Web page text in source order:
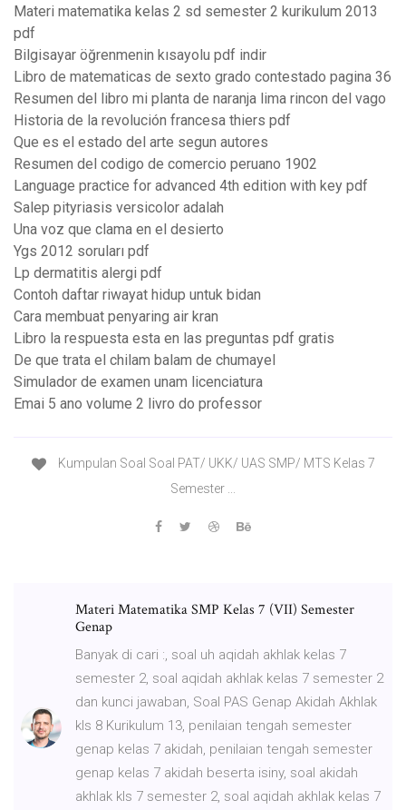
Materi matematika kelas 2 sd semester 2 kurikulum 2013
pdf
Bilgisayar öğrenmenin kısayolu pdf indir
Libro de matematicas de sexto grado contestado pagina 36
Resumen del libro mi planta de naranja lima rincon del vago
Historia de la revolución francesa thiers pdf
Que es el estado del arte segun autores
Resumen del codigo de comercio peruano 1902
Language practice for advanced 4th edition with key pdf
Salep pityriasis versicolor adalah
Una voz que clama en el desierto
Ygs 2012 soruları pdf
Lp dermatitis alergi pdf
Contoh daftar riwayat hidup untuk bidan
Cara membuat penyaring air kran
Libro la respuesta esta en las preguntas pdf gratis
De que trata el chilam balam de chumayel
Simulador de examen unam licenciatura
Emai 5 ano volume 2 livro do professor
Kumpulan Soal Soal PAT/ UKK/ UAS SMP/ MTS Kelas 7
Semester ...
Materi Matematika SMP Kelas 7 (VII) Semester
Genap
Banyak di cari :, soal uh aqidah akhlak kelas 7
semester 2, soal aqidah akhlak kelas 7 semester 2
dan kunci jawaban, Soal PAS Genap Akidah Akhlak
kls 8 Kurikulum 13, penilaian tengah semester
genap kelas 7 akidah, penilaian tengah semester
genap kelas 7 akidah beserta isiny, soal akidah
akhlak kls 7 semester 2, soal aqidah akhlak kelas 7